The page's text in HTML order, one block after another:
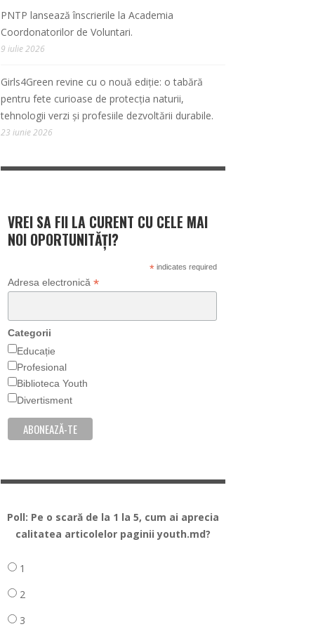
PNTP lansează înscrierile la Academia
Coordonatorilor de Voluntari.
9 iulie 2026
Girls4Green revine cu o nouă ediție: o tabără
pentru fete curioase de protecția naturii,
tehnologii verzi și profesiile dezvoltării durabile.
23 iunie 2026
VREI SA FII LA CURENT CU CELE MAI
NOI OPORTUNITĂȚI?
*indicates required
Adresa electronică *
Categorii
Educație
Profesional
Biblioteca Youth
Divertisment
Poll: Pe o scară de la 1 la 5, cum ai aprecia
calitatea articolelor paginii youth.md?
1
2
3